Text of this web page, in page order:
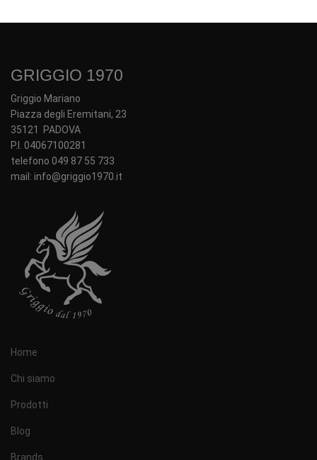
GRIGGIO 1970
Griggio Mariano
Piazza degli Eremitani, 23
35121 PADOVA
P.I. 04067100281
telefono 049 87 55 733
mail: info@griggio1970.it
Home
Chi siamo
Prodotti
Blog
Brands